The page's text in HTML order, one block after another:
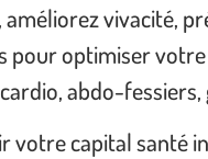
vivacité,
pour optimiser
abdo-fessiers,
votre capital santé